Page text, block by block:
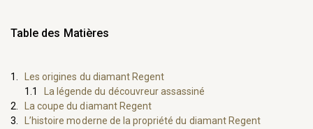
Table des Matières
Les origines du diamant Regent
La légende du découvreur assassiné
La coupe du diamant Regent
L’histoire moderne de la propriété du diamant Regent